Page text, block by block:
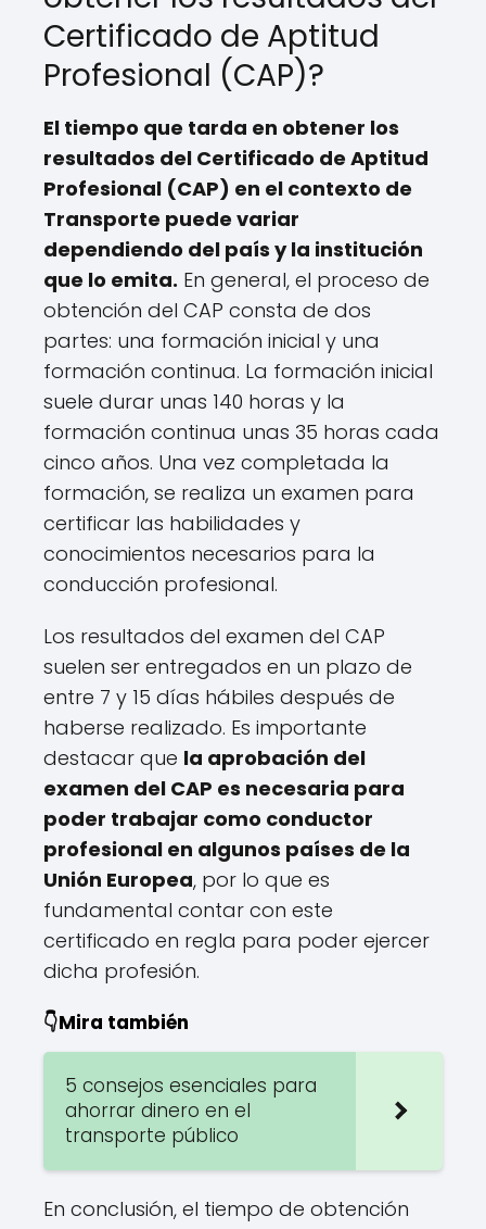
Certificado de Aptitud
Profesional (CAP)?
El tiempo que tarda en obtener los
resultados del Certificado de Aptitud
Profesional (CAP) en el contexto de
Transporte puede variar
dependiendo del país y la institución
que lo emita. En general, el proceso de
obtención del CAP consta de dos
partes: una formación inicial y una
formación continua. La formación inicial
suele durar unas 140 horas y la
formación continua unas 35 horas cada
cinco años. Una vez completada la
formación, se realiza un examen para
certificar las habilidades y
conocimientos necesarios para la
conducción profesional.
Los resultados del examen del CAP
suelen ser entregados en un plazo de
entre 7 y 15 días hábiles después de
haberse realizado. Es importante
destacar que la aprobación del
examen del CAP es necesaria para
poder trabajar como conductor
profesional en algunos países de la
Unión Europea, por lo que es
fundamental contar con este
certificado en regla para poder ejercer
dicha profesión.
👇Mira también
5 consejos esenciales para
ahorrar dinero en el
transporte público
En conclusión, el tiempo de obtención